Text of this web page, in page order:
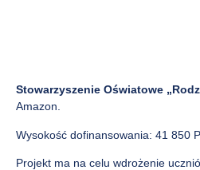
Stowarzyszenie Oświatowe
Amazon.
Wysokość dofinansowania: 41 850
Projekt ma na celu wdrożenie